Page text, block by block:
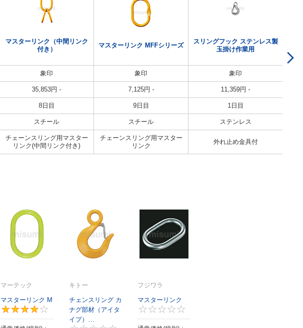
マスターリンク（中間リンク
付き）
マスターリンク MFFシリーズ
スリングフック ステンレス製
玉掛け作業用
象印 象印 象印
35,853円 - 7,125円 - 11,359円 -
8日目 9日目 1日目
スチール スチール ステンレス
チェーンスリング用マスター
リンク(中間リンク付き)
チェーンスリング用マスター
リンク
外れ止め金具付
マーテック
マスターリンク M
4
キトー
チェンスリング カ
ナグ部材（アイタ
イプ）…
フジワラ
マスターリンク